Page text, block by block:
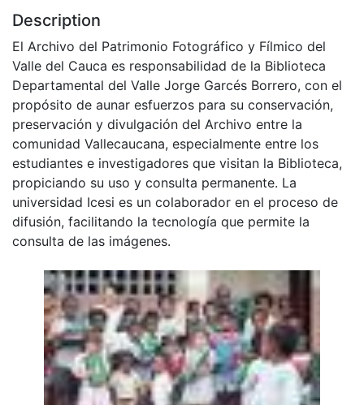
Description
El Archivo del Patrimonio Fotográfico y Fílmico del
Valle del Cauca es responsabilidad de la Biblioteca
Departamental del Valle Jorge Garcés Borrero, con el
propósito de aunar esfuerzos para su conservación,
preservación y divulgación del Archivo entre la
comunidad Vallecaucana, especialmente entre los
estudiantes e investigadores que visitan la Biblioteca,
propiciando su uso y consulta permanente. La
universidad Icesi es un colaborador en el proceso de
difusión, facilitando la tecnología que permite la
consulta de las imágenes.